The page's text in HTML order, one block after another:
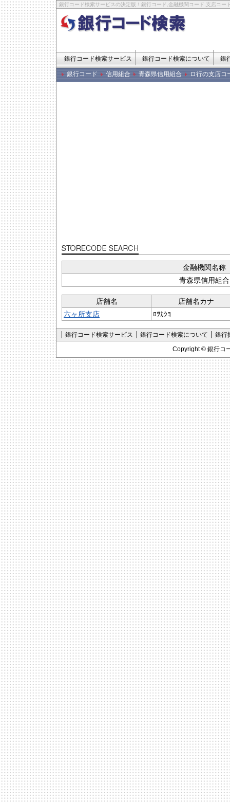
銀行コード検索サービスの決定版！銀行コード,金融機関コード,支店コー
銀行コード検索サービス 銀行コード検索について 銀
銀行コード 信用組合 青森県信用組合 ロ行の支店コ
金融機関名称
青森県信用組合
店舗名
店舗名カナ
六ヶ所支店
ﾛﾂｶｼﾖ
銀行コード検索サービス 銀行コード検索について
銀行
Copyright © 銀行コ